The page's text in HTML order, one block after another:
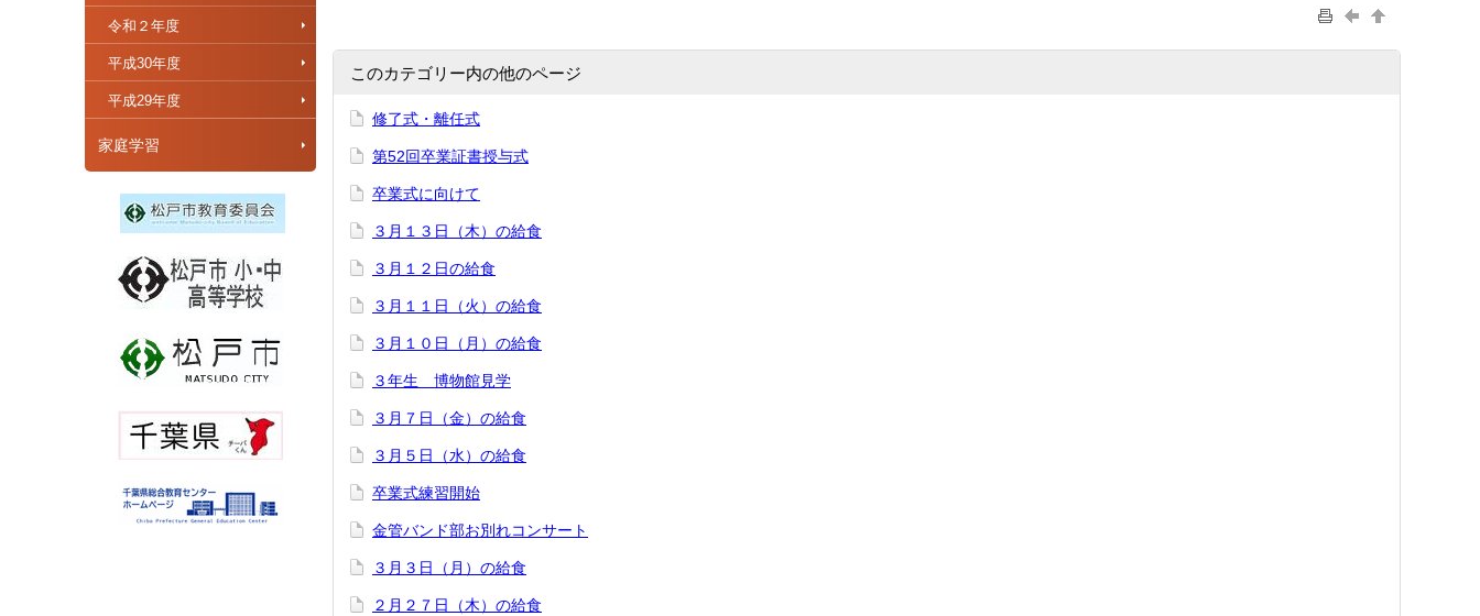
令和２年度
平成30年度
平成29年度
家庭学習
このカテゴリー内の他のページ
修了式・離任式
第52回卒業証書授与式
卒業式に向けて
３月１３日（木）の給食
３月１２日の給食
３月１１日（火）の給食
３月１０日（月）の給食
３年生 博物館見学
３月７日（金）の給食
３月５日（水）の給食
卒業式練習開始
金管バンド部お別れコンサート
３月３日（月）の給食
２月２７日（木）の給食